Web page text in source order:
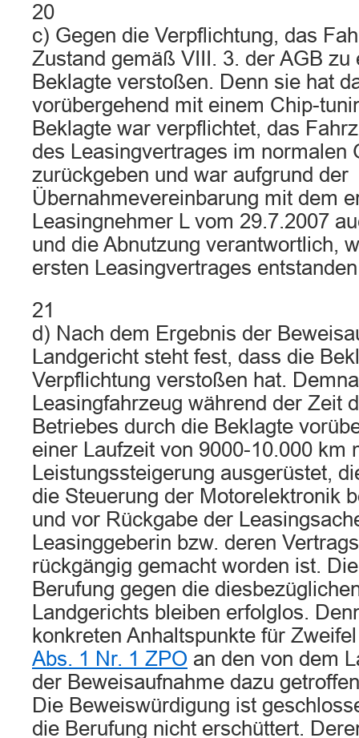
20
c) Gegen die Verpflichtung, das
Zustand gemäß VIII. 3. der AGB zu
Beklagte verstoßen. Denn sie hat
vorübergehend mit einem Chip-
Beklagte war verpflichtet, das
des Leasingvertrages im normalen
zurückgeben und war aufgrund der
Übernahmevereinbarung mit dem
Leasingnehmer L vom 29.7.2007
und die Abnutzung verantwortlich,
ersten Leasingvertrages
21
d) Nach dem Ergebnis der
Landgericht steht fest, dass die
Verpflichtung verstoßen hat.
Leasingfahrzeug während der Zeit
Betriebes durch die Beklagte
einer Laufzeit von 9000-10.000 km
Leistungssteigerung ausgerüstet,
die Steuerung der Motorelektronik
und vor Rückgabe der
Leasinggeberin bzw. deren
rückgängig gemacht worden ist.
Berufung gegen die
Landgerichts bleiben erfolglos.
konkreten Anhaltspunkte für
Abs. 1 Nr. 1 ZPO an den von dem
der Beweisaufnahme dazu
Die Beweiswürdigung ist
die Berufung nicht erschüttert.